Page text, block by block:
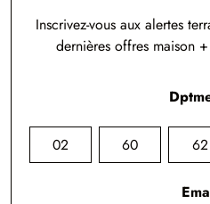
Inscrivez-vous aux alertes
dernières offres maison
02 60 62